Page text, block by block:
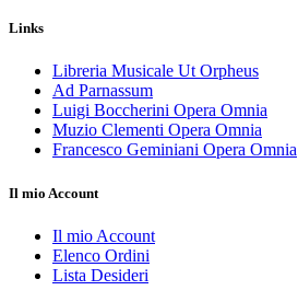
Links
Libreria Musicale Ut Orpheus
Ad Parnassum
Luigi Boccherini Opera Omnia
Muzio Clementi Opera Omnia
Francesco Geminiani Opera Omnia
Il mio Account
Il mio Account
Elenco Ordini
Lista Desideri